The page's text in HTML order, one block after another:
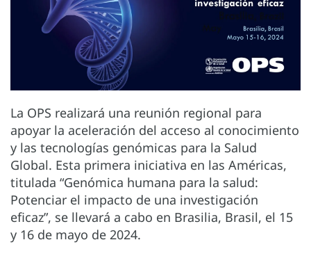
La OPS realizará una reunión regional para
apoyar la aceleración del acceso al conocimiento
y las tecnologías genómicas para la Salud
Global. Esta primera iniciativa en las Américas,
titulada “Genómica humana para la salud:
Potenciar el impacto de una investigación
eficaz”, se llevará a cabo en Brasilia, Brasil, el 15
y 16 de mayo de 2024.